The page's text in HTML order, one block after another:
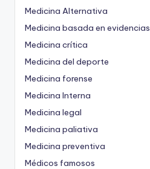
Medicina Alternativa
Medicina basada en evidencias
Medicina crítica
Medicina del deporte
Medicina forense
Medicina Interna
Medicina legal
Medicina paliativa
Medicina preventiva
Médicos famosos